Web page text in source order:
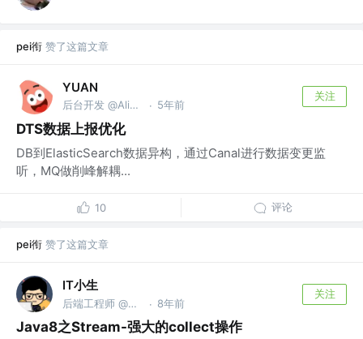
pei衔 赞了这篇文章
YUAN
后台开发 @Alibaba · 5年前
关注
DTS数据上报优化
DB到ElasticSearch数据异构，通过Canal进行数据变更监
听，MQ做削峰解耦...
10 评论
pei衔 赞了这篇文章
IT小生
后端工程师 @美好生活研究所 · 8年前
关注
Java8之Stream-强大的collect操作